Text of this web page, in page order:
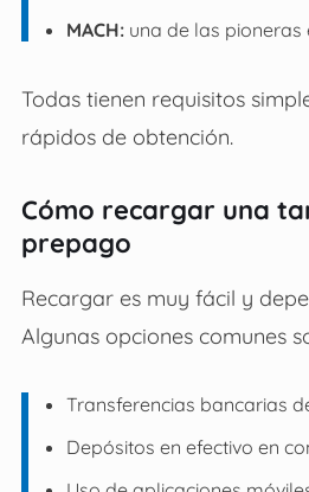
MACH:una de las pioneras
Todas tienen requisitos
rápidos de obtención.
Cómo recargar una
prepago
Recargar es muy fácil y
Algunas opciones comunes
Transferencias bancarias
Depósitos en efectivo en